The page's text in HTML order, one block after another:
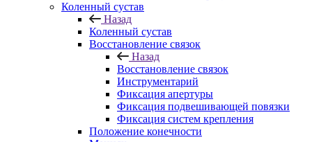
Коленный сустав
Назад
Коленный сустав
Восстановление связок
Назад
Восстановление связок
Инструментарий
Фиксация апертуры
Фиксация подвешивающей повязки
Фиксация систем крепления
Положение конечности